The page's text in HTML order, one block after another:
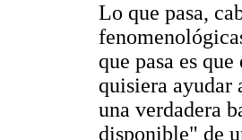
Lo que pasa,
que pasa es
quisiera
una verdadera
disponible" de